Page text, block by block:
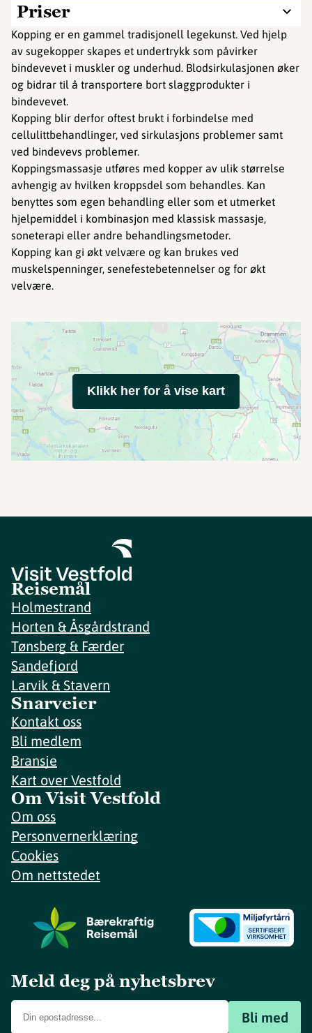
Priser
Kopping er en gammel tradisjonell legekunst. Ved hjelp
av sugekopper skapes et undertrykk som påvirker
bindevevet i muskler og underhud. Blodsirkulasjonen øker
og bidrar til å transportere bort slaggprodukter i
bindevevet.
Kopping blir derfor oftest brukt i forbindelse med
cellulittbehandlinger, ved sirkulasjons problemer samt
ved bindevevs problemer.
Koppingsmassasje utføres med kopper av ulik størrelse
avhengig av hvilken kroppsdel som behandles. Kan
benyttes som egen behandling eller som et utmerket
hjelpemiddel i kombinasjon med klassisk massasje,
soneterapi eller andre behandlingsmetoder.
Kopping kan gi økt velvære og kan brukes ved
muskelspenninger, senefestebetennelser og for økt
velvære.
Klikk her for å vise kart
Reisemål
Holmestrand
Horten & Åsgårdstrand
Tønsberg & Færder
Sandefjord
Larvik & Stavern
Snarveier
Kontakt oss
Bli medlem
Bransje
Kart over Vestfold
Om Visit Vestfold
Om oss
Personvernerklæring
Cookies
Om nettstedet
Meld deg på nyhetsbrev
Bli med